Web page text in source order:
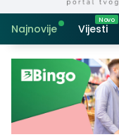
Najnovije Vijesti